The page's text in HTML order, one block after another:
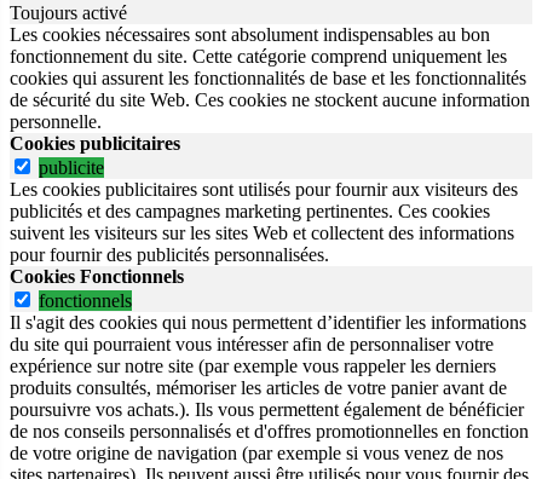
Toujours activé
Les cookies nécessaires sont absolument indispensables au bon
fonctionnement du site. Cette catégorie comprend uniquement les
cookies qui assurent les fonctionnalités de base et les fonctionnalités
de sécurité du site Web. Ces cookies ne stockent aucune information
personnelle.
Cookies publicitaires
publicite
Les cookies publicitaires sont utilisés pour fournir aux visiteurs des
publicités et des campagnes marketing pertinentes. Ces cookies
suivent les visiteurs sur les sites Web et collectent des informations
pour fournir des publicités personnalisées.
Cookies Fonctionnels
fonctionnels
Il s'agit des cookies qui nous permettent d’identifier les informations
du site qui pourraient vous intéresser afin de personnaliser votre
expérience sur notre site (par exemple vous rappeler les derniers
produits consultés, mémoriser les articles de votre panier avant de
poursuivre vos achats.). Ils vous permettent également de bénéficier
de nos conseils personnalisés et d'offres promotionnelles en fonction
de votre origine de navigation (par exemple si vous venez de nos